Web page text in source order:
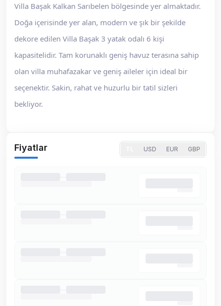
Villa Başak Kalkan Sarıbelen bölgesinde yer almaktadır.
Doğa içerisinde yer alan, modern ve şık bir şekilde
dekore edilen Villa Başak 3 yatak odalı 6 kişi
kapasitelidir. Tam korunaklı geniş havuz terasına sahip
olan villa muhafazakar ve geniş aileler için ideal bir
seçenektir. Sakin, rahat ve huzurlu bir tatil sizleri
bekliyor.
Fiyatlar USD EUR GBP